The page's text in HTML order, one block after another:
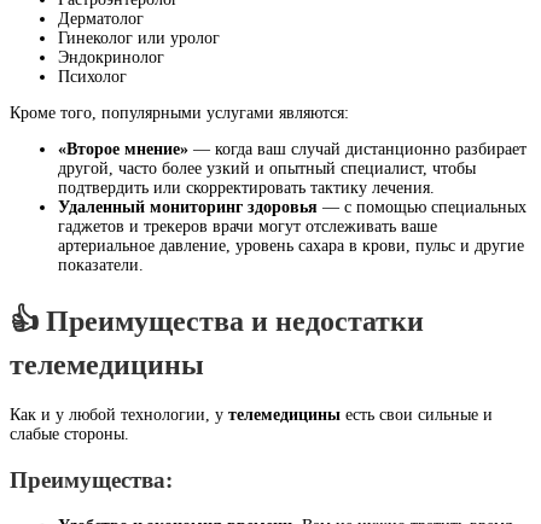
Дерматолог
Гинеколог или уролог
Эндокринолог
Психолог
Кроме того, популярными услугами являются:
«Второе мнение» — когда ваш случай дистанционно разбирает
другой, часто более узкий и опытный специалист, чтобы
подтвердить или скорректировать тактику лечения.
Удаленный мониторинг здоровья — с помощью специальных
гаджетов и трекеров врачи могут отслеживать ваше
артериальное давление, уровень сахара в крови, пульс и другие
показатели.
👍 Преимущества и недостатки
телемедицины
Как и у любой технологии, у телемедицины есть свои сильные и
слабые стороны.
Преимущества: